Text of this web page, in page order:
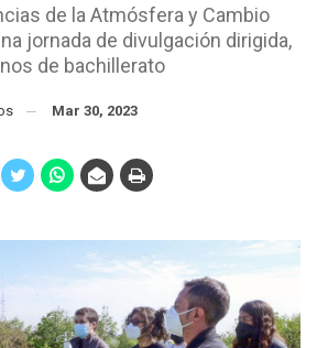
de la Atmósfera y Cambio
jornada de divulgación dirigida,
de bachillerato
Mar 30, 2023